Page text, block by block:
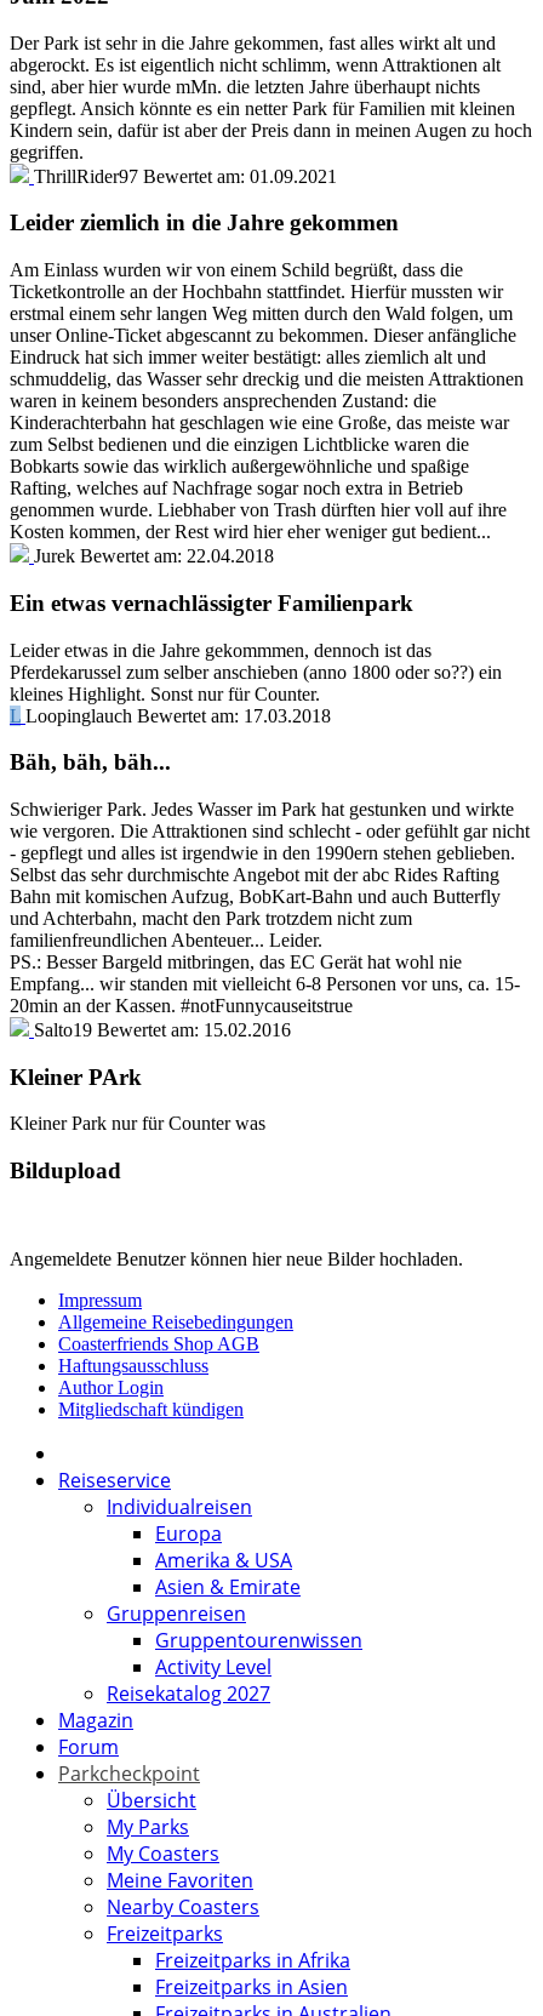
Der Park ist sehr in die Jahre gekommen, fast alles wirkt alt und
abgerockt. Es ist eigentlich nicht schlimm, wenn Attraktionen alt
sind, aber hier wurde mMn. die letzten Jahre überhaupt nichts
gepflegt. Ansich könnte es ein netter Park für Familien mit kleinen
Kindern sein, dafür ist aber der Preis dann in meinen Augen zu hoch
gegriffen.
ThrillRider97 Bewertet am: 01.09.2021
Leider ziemlich in die Jahre gekommen
Am Einlass wurden wir von einem Schild begrüßt, dass die
Ticketkontrolle an der Hochbahn stattfindet. Hierfür mussten wir
erstmal einem sehr langen Weg mitten durch den Wald folgen, um
unser Online-Ticket abgescannt zu bekommen. Dieser anfängliche
Eindruck hat sich immer weiter bestätigt: alles ziemlich alt und
schmuddelig, das Wasser sehr dreckig und die meisten Attraktionen
waren in keinem besonders ansprechenden Zustand: die
Kinderachterbahn hat geschlagen wie eine Große, das meiste war
zum Selbst bedienen und die einzigen Lichtblicke waren die
Bobkarts sowie das wirklich außergewöhnliche und spaßige
Rafting, welches auf Nachfrage sogar noch extra in Betrieb
genommen wurde. Liebhaber von Trash dürften hier voll auf ihre
Kosten kommen, der Rest wird hier eher weniger gut bedient...
Jurek Bewertet am: 22.04.2018
Ein etwas vernachlässigter Familienpark
Leider etwas in die Jahre gekommmen, dennoch ist das
Pferdekarussel zum selber anschieben (anno 1800 oder so??) ein
kleines Highlight. Sonst nur für Counter.
L Loopinglauch Bewertet am: 17.03.2018
Bäh, bäh, bäh...
Schwieriger Park. Jedes Wasser im Park hat gestunken und wirkte
wie vergoren. Die Attraktionen sind schlecht - oder gefühlt gar nicht
- gepflegt und alles ist irgendwie in den 1990ern stehen geblieben.
Selbst das sehr durchmischte Angebot mit der abc Rides Rafting
Bahn mit komischen Aufzug, BobKart-Bahn und auch Butterfly
und Achterbahn, macht den Park trotzdem nicht zum
familienfreundlichen Abenteuer... Leider.
PS.: Besser Bargeld mitbringen, das EC Gerät hat wohl nie
Empfang... wir standen mit vielleicht 6-8 Personen vor uns, ca. 15-
20min an der Kassen. #notFunnycauseitstrue
Salto19 Bewertet am: 15.02.2016
Kleiner PArk
Kleiner Park nur für Counter was
Bildupload
Angemeldete Benutzer können hier neue Bilder hochladen.
Impressum
Allgemeine Reisebedingungen
Coasterfriends Shop AGB
Haftungsausschluss
Author Login
Mitgliedschaft kündigen
Reiseservice
Individualreisen
Europa
Amerika & USA
Asien & Emirate
Gruppenreisen
Gruppentourenwissen
Activity Level
Reisekatalog 2027
Magazin
Forum
Parkcheckpoint
Übersicht
My Parks
My Coasters
Meine Favoriten
Nearby Coasters
Freizeitparks
Freizeitparks in Afrika
Freizeitparks in Asien